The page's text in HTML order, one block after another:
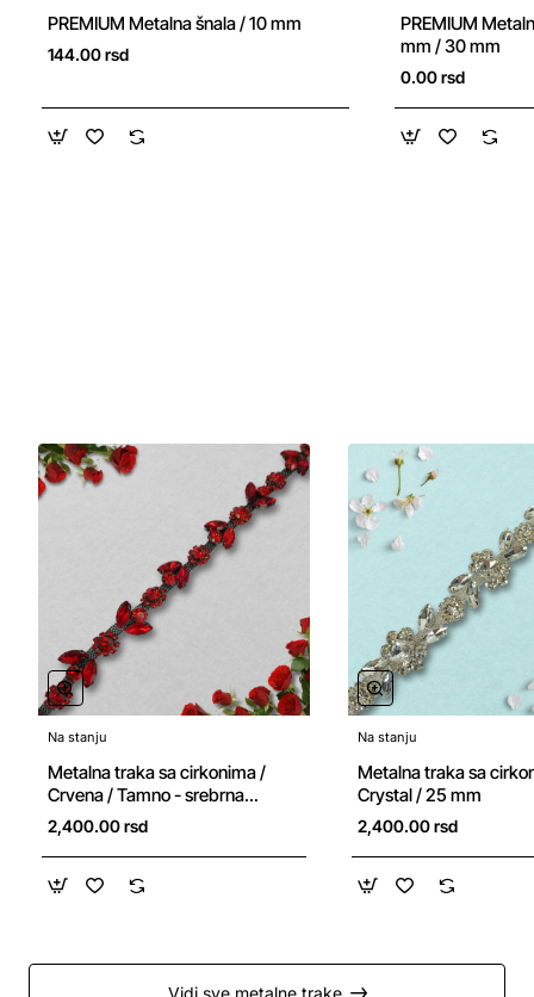
PREMIUM Metalna šnala / 10 mm
144.00 rsd
PREMIUM
mm / 30 mm
0.00 rsd
Na stanju
Metalna traka sa cirkonima /
Crvena / Tamno - srebrna
osnova / 20 mm
2,400.00 rsd
Na stanju
Metalna traka sa
Crystal / 25 mm
2,400.00 rsd
Vidi sve metalne trake